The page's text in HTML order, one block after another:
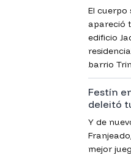
El cuerpo
apareció
edificio
barrio
sorpresa
cubierto
color
Festín
deleitó
Y de
mejor